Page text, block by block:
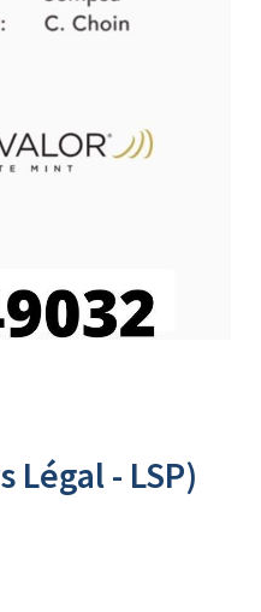
Légal - LSP)